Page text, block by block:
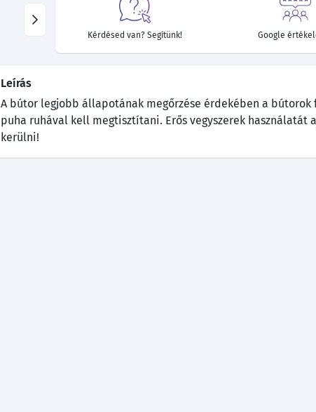
Kérdésed van? Segítünk! Google
Leírás
A bútor legjobb állapotának megőrzése érdekében a
puha ruhával kell megtisztítani. Erős vegyszerek használatát
kerülni!